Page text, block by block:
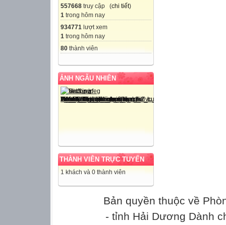
557668 truy cập (chi tiết)
1 trong hôm nay
934771 lượt xem
1 trong hôm nay
80 thành viên
ẢNH NGẪU NHIÊN
THÀNH VIÊN TRỰC TUYẾN
1 khách và 0 thành viên
Bản quyền thuộc về
- tỉnh Hải Dương Dành